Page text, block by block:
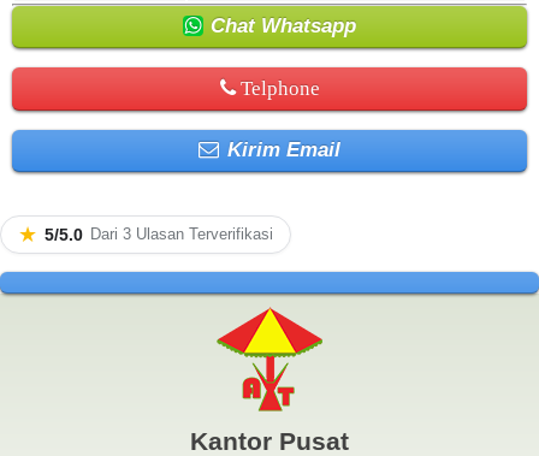
Chat Whatsapp
Telphone
Kirim Email
★ 5/5.0 Dari 3 Ulasan Terverifikasi
Kantor Pusat